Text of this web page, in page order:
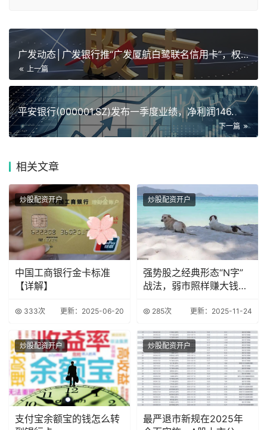
广发动态│广发银行推“广发厦航白鹭联名信用卡”，权益业内领先
上一篇
平安银行(000001.SZ)发布一季度业绩，净利润146.
下一篇
相关文章
炒股配资开户
中国工商银行金卡标准
【详解】
333次 更新：2025-06-20
炒股配资开户
强势股之经典形态“N字”
战法，弱市照样赚大钱
285次 更新：2025-11-24
炒股配资开户
支付宝余额宝的钱怎么转
炒股配资开户
最严退市新规在2025年